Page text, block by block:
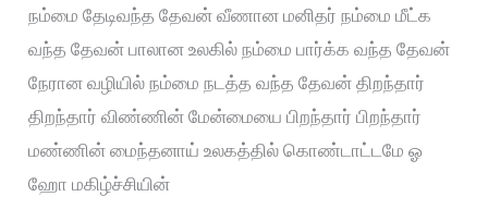
நம்மை தேடிவந்த தேவன் வீணான மனிதர் நம்மை மீட்க
வந்த தேவன் பாலான உலகில் நம்மை பார்க்க வந்த தேவன்
நேரான வழியில் நம்மை நடத்த வந்த தேவன் திறந்தார்
திறந்தார் விண்ணின் மேன்மையை பிறந்தார் பிறந்தார்
மண்ணின் மைந்தனாய் உலகத்தில் கொண்டாட்டமே ஓ
ஹோ மகிழ்ச்சியின்